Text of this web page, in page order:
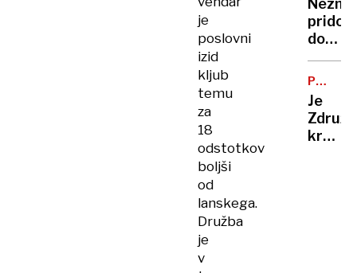
je
poslovni
izid
kljub
temu
za
18
odstotkov
boljši
od
lanskega.
Družba
je
v
dostop
do
banke,
ob
več
Je